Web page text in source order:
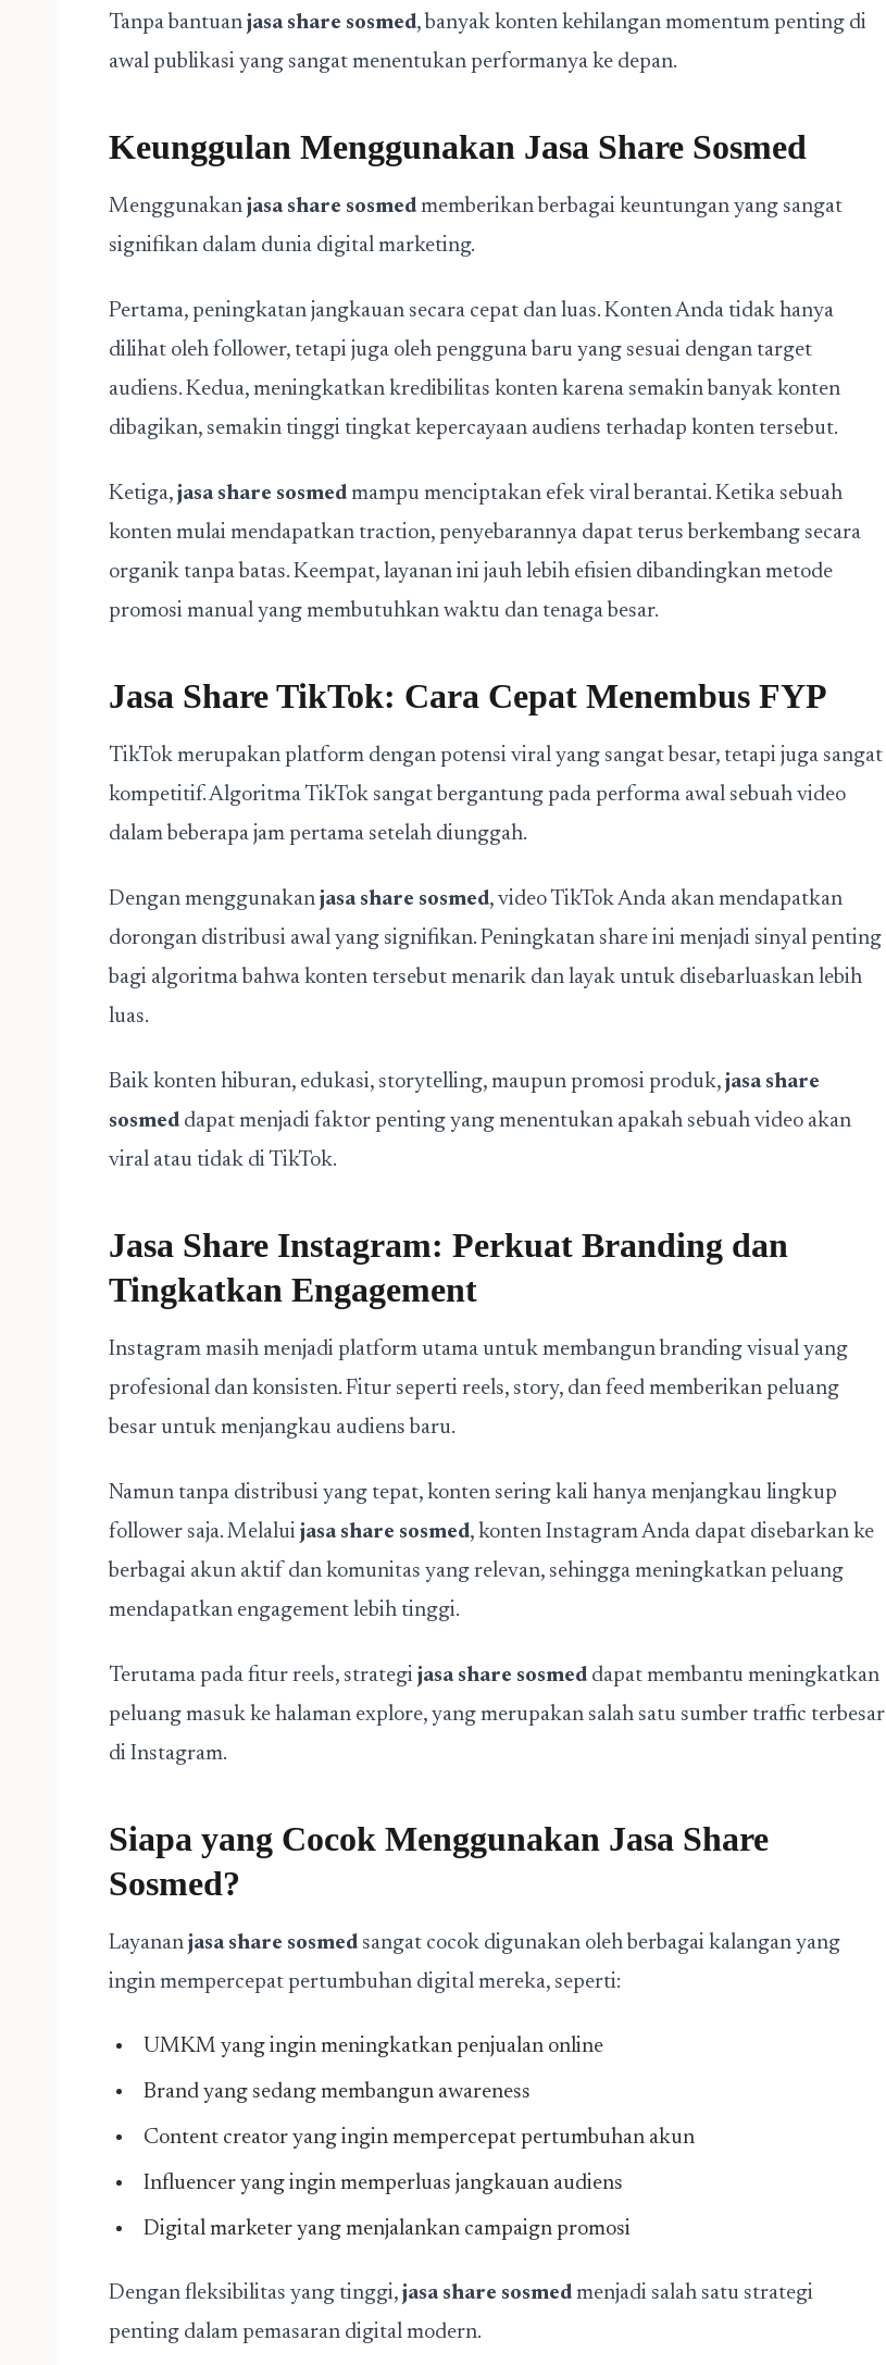
Tanpa bantuan jasa share sosmed, banyak konten kehilangan momentum penting di
awal publikasi yang sangat menentukan performanya ke depan.
Keunggulan Menggunakan Jasa Share Sosmed
Menggunakan jasa share sosmed memberikan berbagai keuntungan yang sangat
signifikan dalam dunia digital marketing.
Pertama, peningkatan jangkauan secara cepat dan luas. Konten Anda tidak hanya
dilihat oleh follower, tetapi juga oleh pengguna baru yang sesuai dengan target
audiens. Kedua, meningkatkan kredibilitas konten karena semakin banyak konten
dibagikan, semakin tinggi tingkat kepercayaan audiens terhadap konten tersebut.
Ketiga, jasa share sosmed mampu menciptakan efek viral berantai. Ketika sebuah
konten mulai mendapatkan traction, penyebarannya dapat terus berkembang secara
organik tanpa batas. Keempat, layanan ini jauh lebih efisien dibandingkan metode
promosi manual yang membutuhkan waktu dan tenaga besar.
Jasa Share TikTok: Cara Cepat Menembus FYP
TikTok merupakan platform dengan potensi viral yang sangat besar, tetapi juga sangat
kompetitif. Algoritma TikTok sangat bergantung pada performa awal sebuah video
dalam beberapa jam pertama setelah diunggah.
Dengan menggunakan jasa share sosmed, video TikTok Anda akan mendapatkan
dorongan distribusi awal yang signifikan. Peningkatan share ini menjadi sinyal penting
bagi algoritma bahwa konten tersebut menarik dan layak untuk disebarluaskan lebih
luas.
Baik konten hiburan, edukasi, storytelling, maupun promosi produk, jasa share
sosmed dapat menjadi faktor penting yang menentukan apakah sebuah video akan
viral atau tidak di TikTok.
Jasa Share Instagram: Perkuat Branding dan
Tingkatkan Engagement
Instagram masih menjadi platform utama untuk membangun branding visual yang
profesional dan konsisten. Fitur seperti reels, story, dan feed memberikan peluang
besar untuk menjangkau audiens baru.
Namun tanpa distribusi yang tepat, konten sering kali hanya menjangkau lingkup
follower saja. Melalui jasa share sosmed, konten Instagram Anda dapat disebarkan ke
berbagai akun aktif dan komunitas yang relevan, sehingga meningkatkan peluang
mendapatkan engagement lebih tinggi.
Terutama pada fitur reels, strategi jasa share sosmed dapat membantu meningkatkan
peluang masuk ke halaman explore, yang merupakan salah satu sumber traffic terbesar
di Instagram.
Siapa yang Cocok Menggunakan Jasa Share
Sosmed?
Layanan jasa share sosmed sangat cocok digunakan oleh berbagai kalangan yang
ingin mempercepat pertumbuhan digital mereka, seperti:
UMKM yang ingin meningkatkan penjualan online
Brand yang sedang membangun awareness
Content creator yang ingin mempercepat pertumbuhan akun
Influencer yang ingin memperluas jangkauan audiens
Digital marketer yang menjalankan campaign promosi
Dengan fleksibilitas yang tinggi, jasa share sosmed menjadi salah satu strategi
penting dalam pemasaran digital modern.